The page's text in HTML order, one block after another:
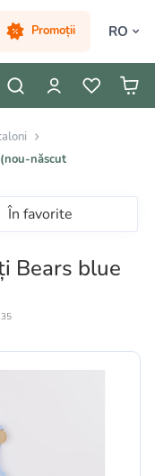
Promoții RO
născut
În favorite
Bears blue